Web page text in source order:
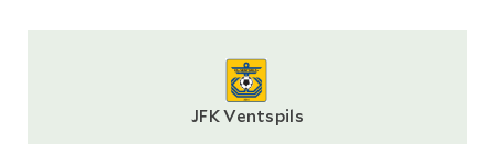
JFK Ventspils